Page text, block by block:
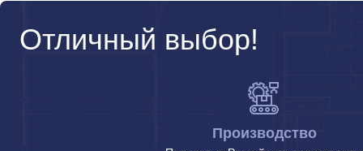
Отличный выбор!
Производство